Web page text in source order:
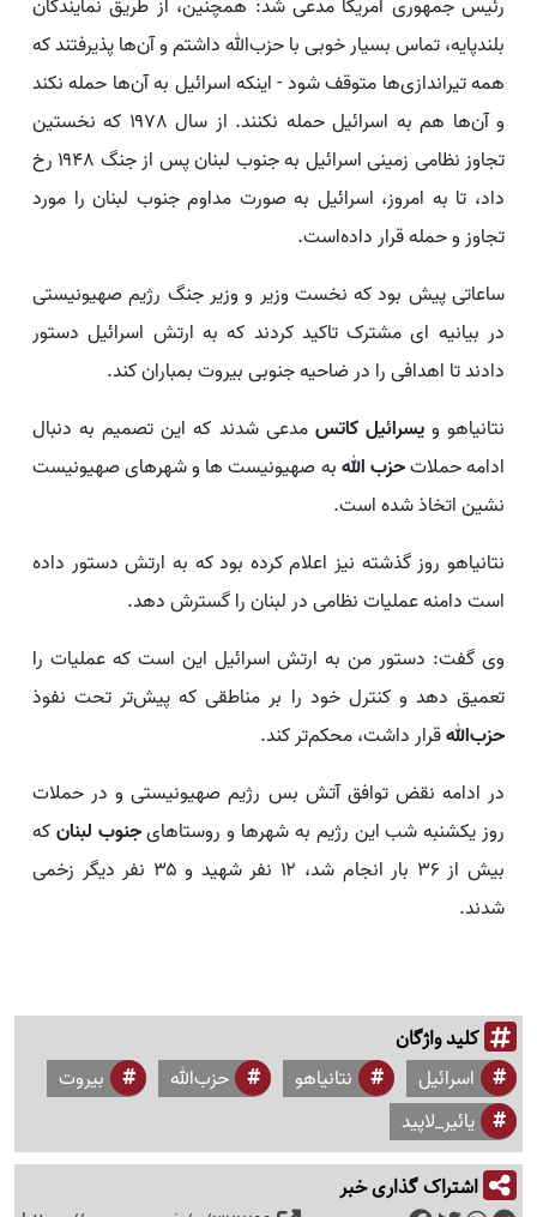
رئیس جمهوری آمریکا مدعی شد: همچنین، از طریق نمایندگان
بلندپایه، تماس بسیار خوبی با حزب‌الله داشتم و آن‌ها پذیرفتند که
همه تیراندازی‌ها متوقف شود - اینکه اسرائیل به آن‌ها حمله نکند
و آن‌ها هم به اسرائیل حمله نکنند. از سال ۱۹۷۸ که نخستین
تجاوز نظامی زمینی اسرائیل به جنوب لبنان پس از جنگ ۱۹۴۸ رخ
داد، تا به امروز، اسرائیل به صورت مداوم جنوب لبنان را مورد
تجاوز و حمله قرار داده‌است.
ساعاتی پیش بود که نخست وزیر و وزیر جنگ رژیم صهیونیستی
در بیانیه ای مشترک تاکید کردند که به ارتش اسرائیل دستور
دادند تا اهدافی را در ضاحیه جنوبی بیروت بمباران کند.
نتانیاهو و یسرائیل کاتس مدعی شدند که این تصمیم به دنبال
ادامه حملاتحزب اللهبه صهیونیست ها و شهرهای صهیونیست
نشین اتخاذ شده است.
نتانیاهو روز گذشته نیز اعلام کرده بود که به ارتش دستور داده
است دامنه عملیات نظامی در لبنان را گسترش دهد.
وی گفت: دستور من به ارتش اسرائیل این است که عملیات را
تعمیق دهد و کنترل خود را بر مناطقی که پیش‌تر تحت نفوذ
حزب‌اللهقرار داشت، محکم‌تر کند.
در ادامه نقض توافق آتش بس رژیم صهیونیستی و در حملات
روز یکشنبه شب این رژیم به شهرها و روستاهایجنوب لبنانکه
بیش از ۳۶ بار انجام شد، ۱۲ نفر شهید و ۳۵ نفر دیگر زخمی
شدند.
کلید واژگان
اسرائیل نتانیاهو حزب‌الله
بیروت
یائیر_لاپید
اشتراک گذاری خبر